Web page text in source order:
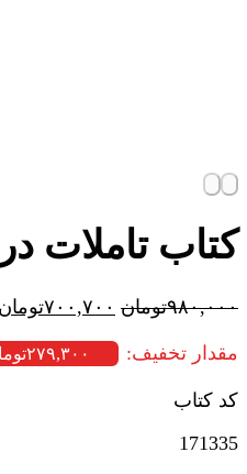
کتاب تاملات
۹۸۰,۰۰۰تومان قیمت
۹۸۰,۰۰۰تومان
۷۰۰,۷۰۰تومان
مقدار تخفیف: ۲۷۹,۳۰۰
کد کتاب
171335